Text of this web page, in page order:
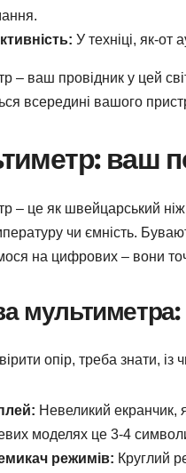
У техніці, як-от
– ваш провідник у цей
всередині вашого
ваш
– це як швейцарський
чи ємність.
на цифрових – вони
мультиметра:
опір, треба знати,
Невеликий екранчик,
моделях це 3-4
режимів: Круглий